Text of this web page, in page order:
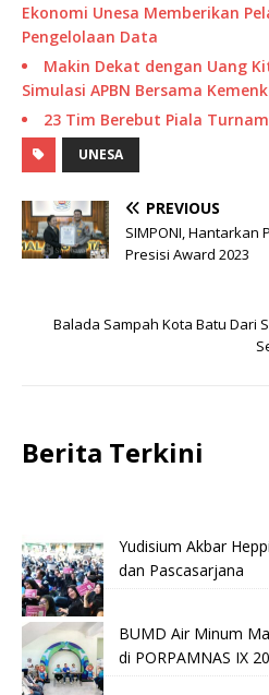
Ekonomi Unesa Memberikan
Pengelolaan Data
Makin Dekat dengan Uang
Simulasi APBN Bersama
23 Tim Berebut Piala
UNESA
PREVIOUS
SIMPONI, Hantarkan
Presisi Award 2023
Balada Sampah Kota Batu Dari
Berita Terkini
Yudisium Akbar
dan Pascasarjana
BUMD Air Minum
di PORPAMNAS IX